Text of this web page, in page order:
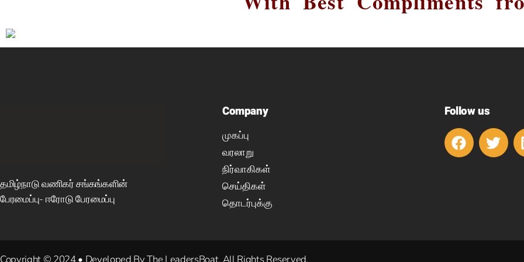
தமிழ்நாடு வணிகர் சங்கங்களின்
பேரமைப்பு- ஈரோடு பேரமைப்பு
Company
முகப்பு
வரலாறு
நிர்வாகிகள்
செய்திகள்
தொடர்புக்கு
Follow us